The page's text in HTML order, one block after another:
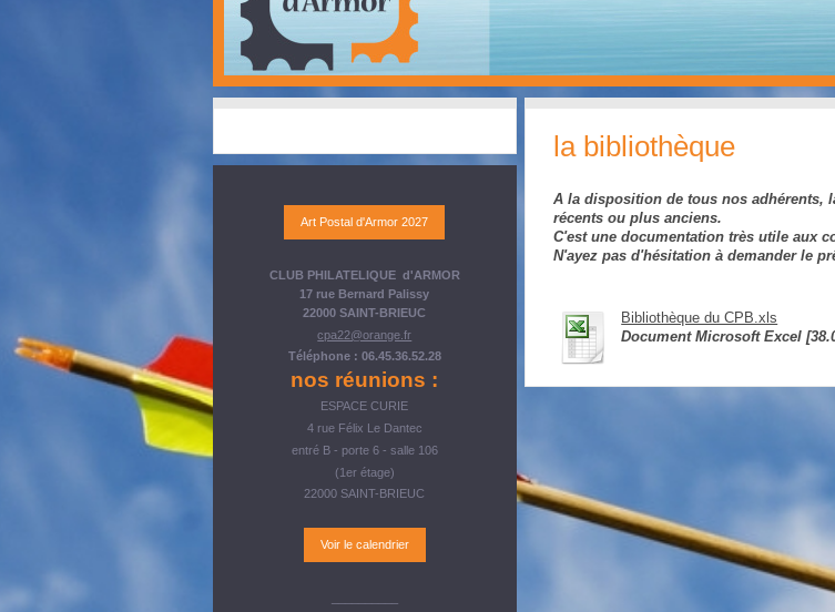
la bibliothèque
A la disposition de tous nos adhérents,
récents ou plus anciens.
C'est une documentation très utile aux
N'ayez pas d'hésitation à demander le
Bibliothèque du CPB.xls
Document Microsoft Excel
Art Postal d'Armor 2027
CLUB PHILATELIQUE d'ARMOR
17 rue Bernard Palissy
22000 SAINT-BRIEUC
cpa22@orange.fr
Téléphone : 06.45.36.52.28
nos réunions :
ESPACE CURIE
4 rue Félix Le Dantec
entré B - porte 6 - salle 106
(1er étage)
22000 SAINT-BRIEUC
Voir le calendrier